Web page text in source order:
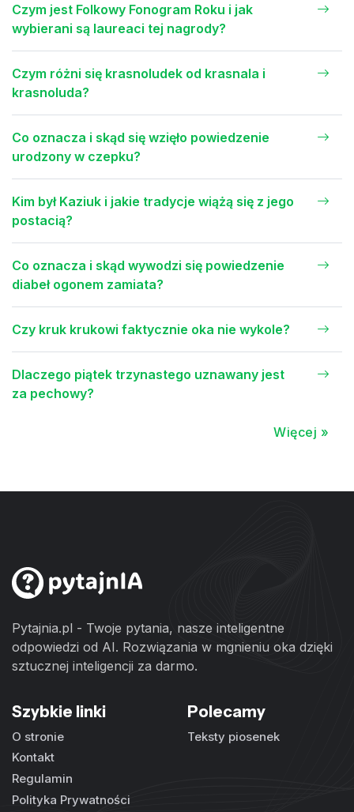
Czym jest Folkowy Fonogram Roku i jak
wybierani są laureaci tej nagrody?
Czym różni się krasnoludek od krasnala i
krasnoluda?
Co oznacza i skąd się wzięło powiedzenie
urodzony w czepku?
Kim był Kaziuk i jakie tradycje wiążą się z jego
postacią?
Co oznacza i skąd wywodzi się powiedzenie
diabeł ogonem zamiata?
Czy kruk krukowi faktycznie oka nie wykole?
Dlaczego piątek trzynastego uznawany jest
za pechowy?
Więcej »
Pytajnia.pl - Twoje pytania, nasze inteligentne
odpowiedzi od AI. Rozwiązania w mgnieniu oka dzięki
sztucznej inteligencji za darmo.
Szybkie linki
O stronie
Kontakt
Regulamin
Polityka Prywatności
Polecamy
Teksty piosenek